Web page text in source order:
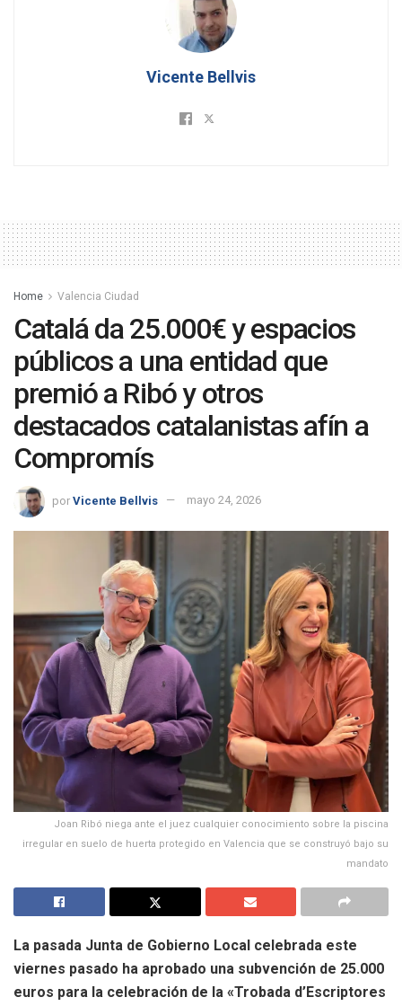
Vicente Bellvis
Home Valencia Ciudad
Catalá da 25.000€ y espacios
públicos a una entidad que
premió a Ribó y otros
destacados catalanistas afín a
Compromís
por Vicente Bellvis mayo 24, 2026
Joan Ribó niega ante el juez cualquier conocimiento sobre la piscina
irregular en suelo de huerta protegido en Valencia que se construyó bajo su
mandato
La pasada Junta de Gobierno Local celebrada este
viernes pasado ha aprobado una subvención de 25.000
euros para la celebración de la «Trobada d’Escriptores